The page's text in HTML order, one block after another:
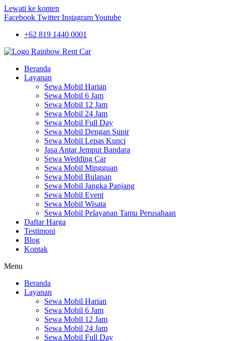
Lewati ke konten
Facebook Twitter InstagramYoutube
+62 819 1440 0001
Beranda
Layanan
Sewa Mobil Harian
Sewa Mobil 6 Jam
Sewa Mobil 12 Jam
Sewa Mobil 24 Jam
Sewa Mobil Full Day
Sewa Mobil Dengan Supir
Sewa Mobil Lepas Kunci
Jasa Antar Jemput Bandara
Sewa Wedding Car
Sewa Mobil Mingguan
Sewa Mobil Bulanan
Sewa Mobil Jangka Panjang
Sewa Mobil Event
Sewa Mobil Wisata
Sewa Mobil Pelayanan Tamu Perusahaan
Daftar Harga
Testimoni
Blog
Kontak
Menu
Beranda
Layanan
Sewa Mobil Harian
Sewa Mobil 6 Jam
Sewa Mobil 12 Jam
Sewa Mobil 24 Jam
Sewa Mobil Full Day